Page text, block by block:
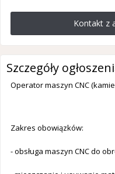
Kontakt z
Szczegóły
Operator maszyn CNC
Zakres obowiązków:
- obsługa maszyn CNC do